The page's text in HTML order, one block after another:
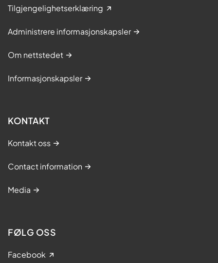
Tilgjengelighetserklæring
Administrere informasjonskapsler
Om nettstedet
Informasjonskapsler
KONTAKT
Kontakt oss
Contact information
Media
FØLG OSS
Facebook